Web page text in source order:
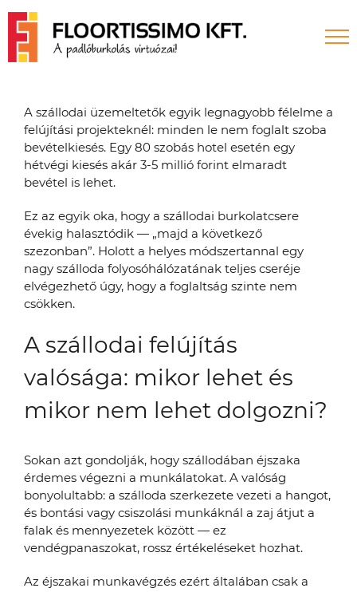
Skip
content
A szállodai üzemeltetők egyik legnagyobb félelme a
felújítási projekteknél: minden le nem foglalt szoba
bevételkiesés. Egy 80 szobás hotel esetén egy
hétvégi kiesés akár 3-5 millió forint elmaradt
bevétel is lehet.
Ez az egyik oka, hogy a szállodai burkolatcsere
évekig halasztódik — „majd a következő
szezonban”. Holott a helyes módszertannal egy
nagy szálloda folyosóhálózatának teljes cseréje
elvégezhető úgy, hogy a foglaltság szinte nem
csökken.
A szállodai felújítás
valósága: mikor lehet és
mikor nem lehet dolgozni?
Sokan azt gondolják, hogy szállodában éjszaka
érdemes végezni a munkálatokat. A valóság
bonyolultabb: a szálloda szerkezete vezeti a hangot,
és bontási vagy csiszolási munkáknál a zaj átjut a
falak és mennyezetek között — ez
vendégpanaszokat, rossz értékeléseket hozhat.
Az éjszakai munkavégzés ezért általában csak a